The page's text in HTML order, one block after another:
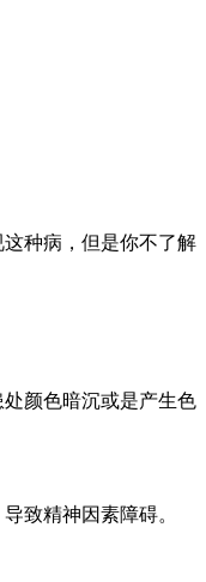
种病，但是你不了解
颜色暗沉或是产生色
致精神因素障碍。